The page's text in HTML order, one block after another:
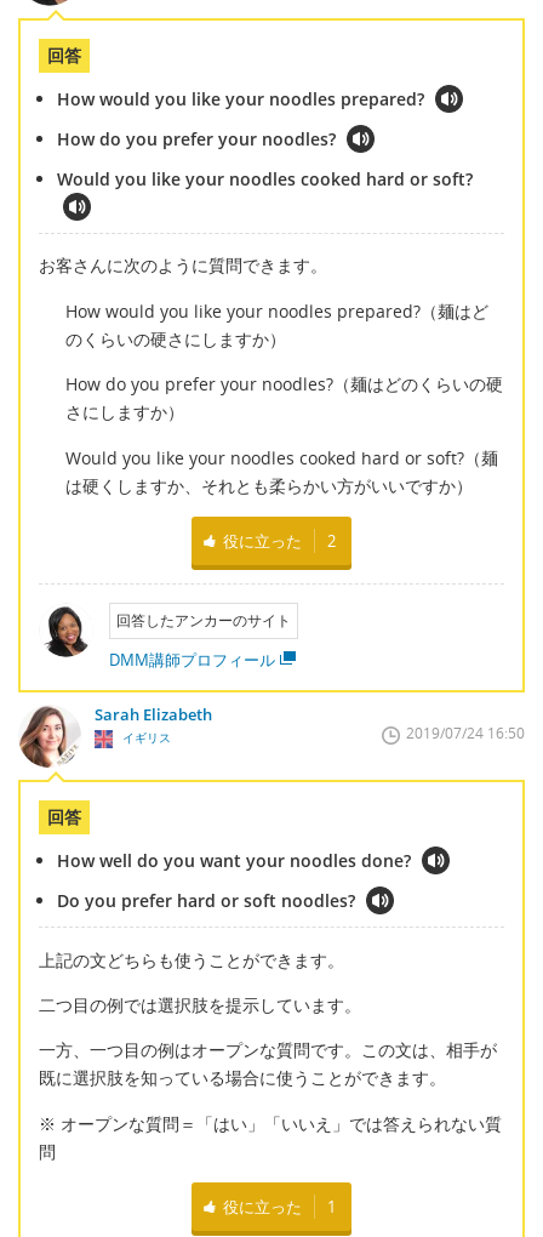
回答
How would you like your noodles prepared?
How do you prefer your noodles?
Would you like your noodles cooked hard or soft?
お客さんに次のように質問できます。
How would you like your noodles prepared?（麺はど
のくらいの硬さにしますか）
How do you prefer your noodles?（麺はどのくらいの硬
さにしますか）
Would you like your noodles cooked hard or soft?（麺
は硬くしますか、それとも柔らかい方がいいですか）
役に立った 2
回答したアンカーのサイト
DMM講師プロフィール
Sarah Elizabeth
イギリス 2019/07/24 16:50
回答
How well do you want your noodles done?
Do you prefer hard or soft noodles?
上記の文どちらも使うことができます。
二つ目の例では選択肢を提示しています。
一方、一つ目の例はオープンな質問です。この文は、相手が
既に選択肢を知っている場合に使うことができます。
※ オープンな質問＝「はい」「いいえ」では答えられない質
問
役に立った 1